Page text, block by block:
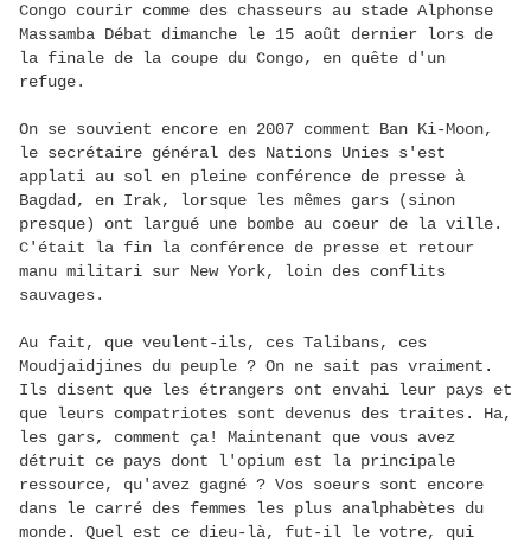
Congo courir comme des chasseurs au stade Alphonse
Massamba Débat dimanche le 15 août dernier lors de
la finale de la coupe du Congo, en quête d'un
refuge.
On se souvient encore en 2007 comment Ban Ki-Moon,
le secrétaire général des Nations Unies s'est
applati au sol en pleine conférence de presse à
Bagdad, en Irak, lorsque les mêmes gars (sinon
presque) ont largué une bombe au coeur de la ville.
C'était la fin la conférence de presse et retour
manu militari sur New York, loin des conflits
sauvages.
Au fait, que veulent-ils, ces Talibans, ces
Moudjaidjines du peuple ? On ne sait pas vraiment.
Ils disent que les étrangers ont envahi leur pays et
que leurs compatriotes sont devenus des traites. Ha,
les gars, comment ça! Maintenant que vous avez
détruit ce pays dont l'opium est la principale
ressource, qu'avez gagné ? Vos soeurs sont encore
dans le carré des femmes les plus analphabètes du
monde. Quel est ce dieu-là, fut-il le votre, qui